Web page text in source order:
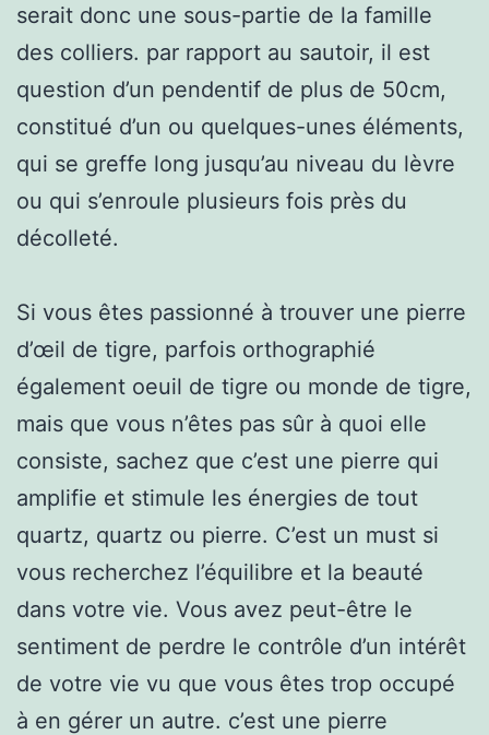
serait donc une sous-partie de la famille
des colliers. par rapport au sautoir, il est
question d’un pendentif de plus de 50cm,
constitué d’un ou quelques-unes éléments,
qui se greffe long jusqu’au niveau du lèvre
ou qui s’enroule plusieurs fois près du
décolleté.
Si vous êtes passionné à trouver une pierre
d’œil de tigre, parfois orthographié
également oeuil de tigre ou monde de tigre,
mais que vous n’êtes pas sûr à quoi elle
consiste, sachez que c’est une pierre qui
amplifie et stimule les énergies de tout
quartz, quartz ou pierre. C’est un must si
vous recherchez l’équilibre et la beauté
dans votre vie. Vous avez peut-être le
sentiment de perdre le contrôle d’un intérêt
de votre vie vu que vous êtes trop occupé
à en gérer un autre. c’est une pierre